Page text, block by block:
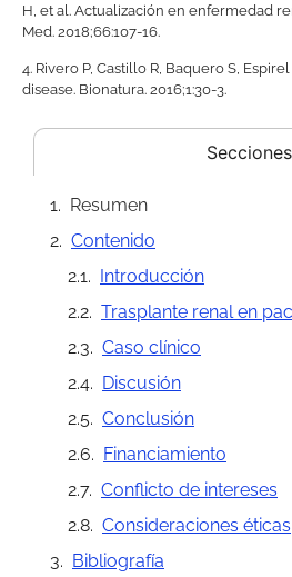
H, et al. Actualización en enfermedad
Med. 2018;66:107-16.
4. Rivero P, Castillo R, Baquero S,
disease. Bionatura. 2016;1:30-3.
Secciones
Resumen
Contenido
Introducción
Caso clínico
Discusión
Conclusión
Financiamiento
Conflicto de intereses
Consideraciones éticas
Bibliografía